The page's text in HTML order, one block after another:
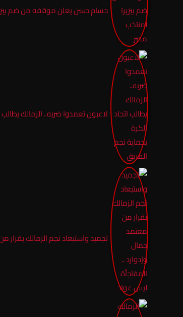
حسام حسن يعلن موقفه من ضم
لاعبون تعمدوا ضربه.. الزمالك
تجميد واستبعاد نجم الزمالك